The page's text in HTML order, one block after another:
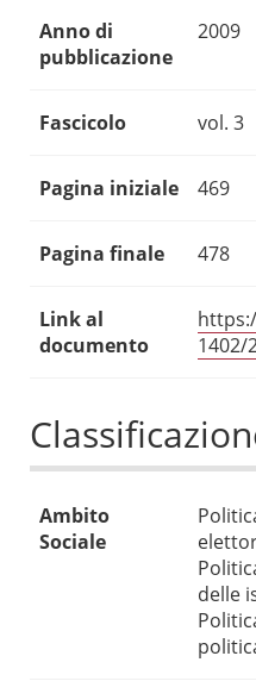
Anno di
pubblicazione
2009
Fascicolo vol. 3
Pagina iniziale 469
Pagina finale 478
Link al
documento
1402/
Ambito
Sociale
delle